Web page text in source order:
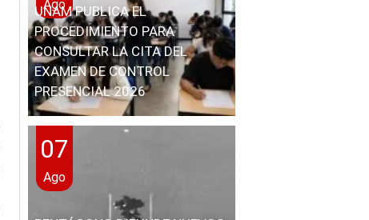
Ago
UNAM PUBLICA EL
PROCEDIMIENTO PARA
CONSULTAR LA CITA DEL
EXAMEN DE CONTROL
PRESENCIAL 2026
07
Ago